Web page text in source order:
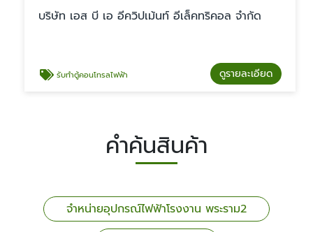
บริษัท เอส บี เอ อีควิปเม้นท์ อีเล็คทริคอล จำกัด
รับทำตู้คอนโทรลไฟฟ้า ดูรายละเอียด
คำค้นสินค้า
จำหน่ายอุปกรณ์ไฟฟ้าโรงงาน พระราม2